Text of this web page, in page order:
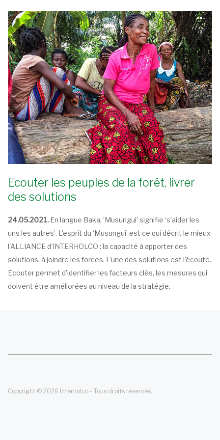
Ecouter les peuples de la forêt, livrer
des solutions
24.05.2021. En langue Baka, ‘Musungui’ signifie ‘s’aider les
uns les autres’. L'esprit du ‘Musungui’ est ce qui décrit le mieux
l'ALLIANCE d'INTERHOLCO : la capacité à apporter des
solutions, à joindre les forces. L'une des solutions est l'écoute.
Ecouter permet d'identifier les facteurs clés, les mesures qui
doivent être améliorées au niveau de la stratégie.
Copyright © 2026 Interholco - Tous droits réservés.